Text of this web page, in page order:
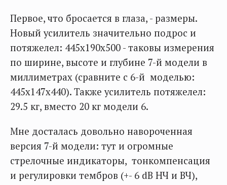
Первое, что бросается в глаза, - размеры.
Новый усилитель значительно подрос и
потяжелел: 445х190х500 - таковы измерения
по ширине, высоте и глубине 7-й модели в
миллиметрах (сравните с 6-й моделью:
445х147х440). Также усилитель потяжелел:
29.5 кг, вместо 20 кг модели 6.
Мне досталась довольно навороченная
версия 7-й модели: тут и огромные
стрелочные индикаторы, тонкомпенсация
и регулировки тембров (+- 6 dB НЧ и ВЧ),